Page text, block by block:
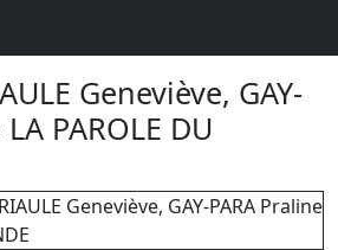
Geneviève, GAY-
PAROLE DU